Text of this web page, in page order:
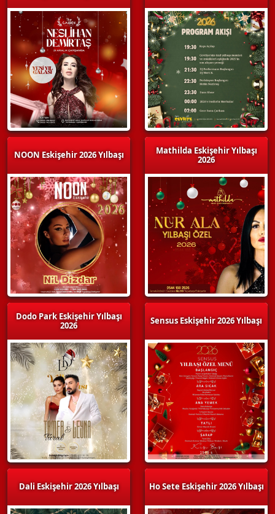
NOON Eskişehir 2026 Yılbaşı
Dodo Park Eskişehir Yılbaşı
2026
Dali Eskişehir 2026 Yılbaşı
Mathilda Eskişehir Yılbaşı
2026
Sensus Eskişehir 2026 Yılbaşı
Ho Sete Eskişehir 2026 Yılbaşı